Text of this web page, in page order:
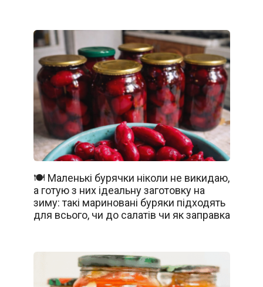
🍽️ Маленькі бурячки ніколи не викидаю,
а готую з них ідеальну заготовку на
зиму: такі мариновані буряки підходять
для всього, чи до салатів чи як заправка